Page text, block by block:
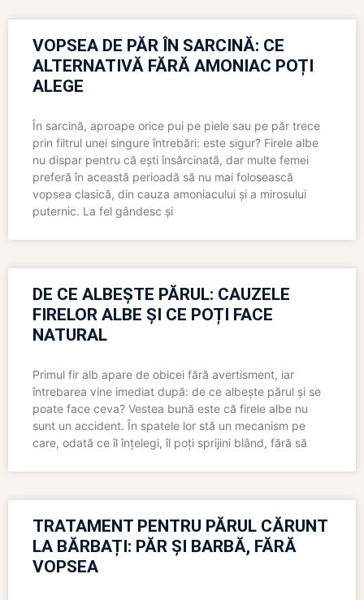
VOPSEA DE PĂR ÎN SARCINĂ: CE
ALTERNATIVĂ FĂRĂ AMONIAC POȚI
ALEGE
În sarcină, aproape orice pui pe piele sau pe păr trece
prin filtrul unei singure întrebări: este sigur? Firele albe
nu dispar pentru că ești însărcinată, dar multe femei
preferă în această perioadă să nu mai folosească
vopsea clasică, din cauza amoniacului și a mirosului
puternic. La fel gândesc și
DE CE ALBEȘTE PĂRUL: CAUZELE
FIRELOR ALBE ȘI CE POȚI FACE
NATURAL
Primul fir alb apare de obicei fără avertisment, iar
întrebarea vine imediat după: de ce albește părul și se
poate face ceva? Vestea bună este că firele albe nu
sunt un accident. În spatele lor stă un mecanism pe
care, odată ce îl înțelegi, îl poți sprijini blând, fără să
TRATAMENT PENTRU PĂRUL CĂRUNT
LA BĂRBAȚI: PĂR ȘI BARBĂ, FĂRĂ
VOPSEA